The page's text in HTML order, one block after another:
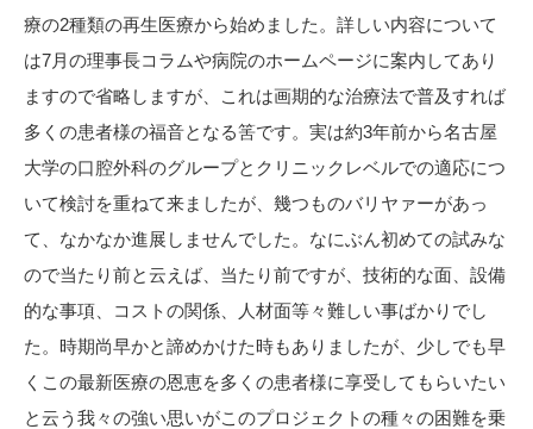
療の2種類の再生医療から始めました。詳しい内容について
は7月の理事長コラムや病院のホームページに案内してあり
ますので省略しますが、これは画期的な治療法で普及すれば
多くの患者様の福音となる筈です。実は約3年前から名古屋
大学の口腔外科のグループとクリニックレベルでの適応につ
いて検討を重ねて来ましたが、幾つものバリヤァーがあっ
て、なかなか進展しませんでした。なにぶん初めての試みな
ので当たり前と云えば、当たり前ですが、技術的な面、設備
的な事項、コストの関係、人材面等々難しい事ばかりでし
た。時期尚早かと諦めかけた時もありましたが、少しでも早
くこの最新医療の恩恵を多くの患者様に享受してもらいたい
と云う我々の強い思いがこのプロジェクトの種々の困難を乗